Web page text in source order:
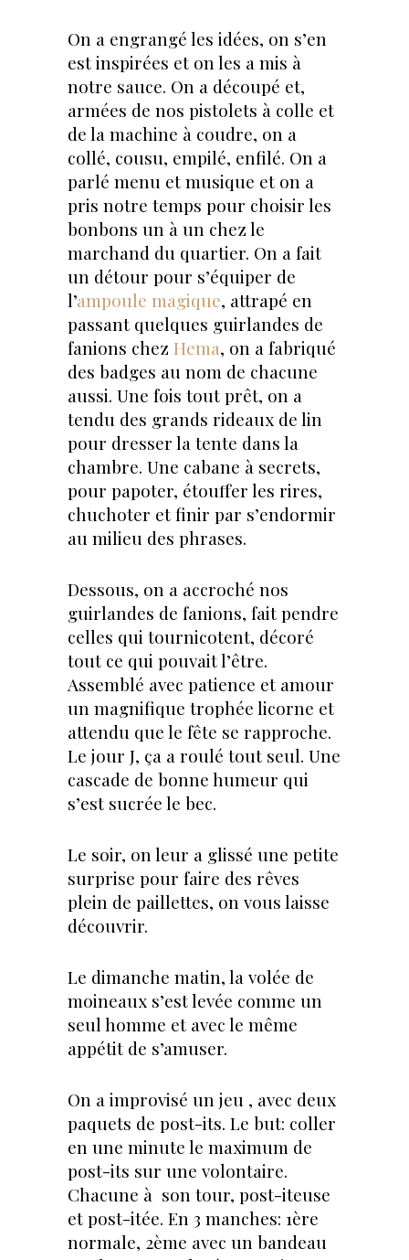
On a engrangé les idées, on s’en
est inspirées et on les a mis à
notre sauce. On a découpé et,
armées de nos pistolets à colle et
de la machine à coudre, on a
collé, cousu, empilé, enfilé. On a
parlé menu et musique et on a
pris notre temps pour choisir les
bonbons un à un chez le
marchand du quartier. On a fait
un détour pour s’équiper de
l’ampoule magique, attrapé en
passant quelques guirlandes de
fanions chez Hema, on a fabriqué
des badges au nom de chacune
aussi. Une fois tout prêt, on a
tendu des grands rideaux de lin
pour dresser la tente dans la
chambre. Une cabane à secrets,
pour papoter, étouffer les rires,
chuchoter et finir par s’endormir
au milieu des phrases.
Dessous, on a accroché nos
guirlandes de fanions, fait pendre
celles qui tournicotent, décoré
tout ce qui pouvait l’être.
Assemblé avec patience et amour
un magnifique trophée licorne et
attendu que le fête se rapproche.
Le jour J, ça a roulé tout seul. Une
cascade de bonne humeur qui
s’est sucrée le bec.
Le soir, on leur a glissé une petite
surprise pour faire des rêves
plein de paillettes, on vous laisse
découvrir.
Le dimanche matin, la volée de
moineaux s’est levée comme un
seul homme et avec le même
appétit de s’amuser.
On a improvisé un jeu , avec deux
paquets de post-its. Le but: coller
en une minute le maximum de
post-its sur une volontaire.
Chacune à son tour, post-iteuse
et post-itée. En 3 manches: 1ère
normale, 2ème avec un bandeau